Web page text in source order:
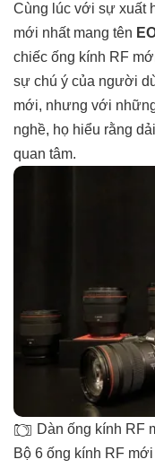
Cùng lúc với sự xuất
mới nhất mang tên
chiếc ống kính RF
sự chú ý của người
mới, nhưng với
nghề, họ hiểu rằng
quan tâm.
Dàn ống kính RF
Bộ 6 ống kính RF